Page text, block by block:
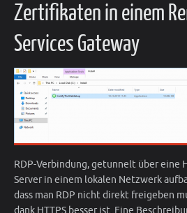
Zertifikaten in einem
Services Gateway
RDP-Verbindung, getunnelt über eine
Server in einem lokalen Netzwerk
dass man RDP nicht direkt freigeben
dank HTTPS besser ist. Eine